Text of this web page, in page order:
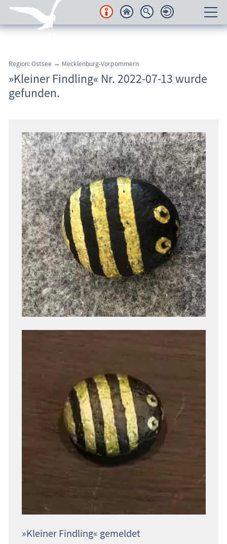
Regionales
Urlaubsorte
Freizeit
Wissenswertes
Veranstaltungen
Blog
Region: Ostsee → Mecklenburg-Vorpommern
»Kleiner Findling« Nr. 2022-07-13 wurde
gefunden.
»Kleiner Findling« gemeldet